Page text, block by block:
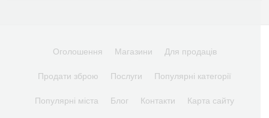
Оголошення Магазини Для продаців
Продати зброю Послуги Популярні категорії
Популярні міста Блог Контакти Карта сайту